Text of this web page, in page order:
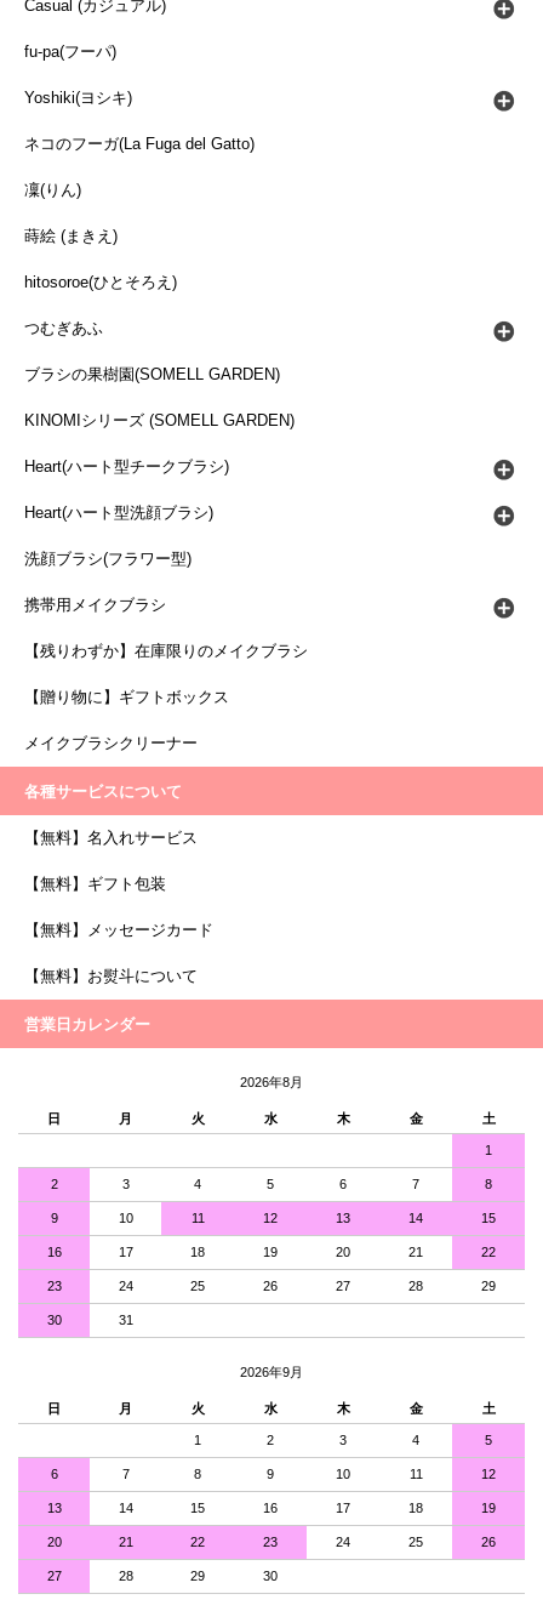
Casual (カジュアル)
fu-pa(フーパ)
Yoshiki(ヨシキ)
ネコのフーガ(La Fuga del Gatto)
凜(りん)
蒔絵 (まきえ)
hitosoroe(ひとそろえ)
つむぎあふ
ブラシの果樹園(SOMELL GARDEN)
KINOMIシリーズ (SOMELL GARDEN)
Heart(ハート型チークブラシ)
Heart(ハート型洗顔ブラシ)
洗顔ブラシ(フラワー型)
携帯用メイクブラシ
【残りわずか】在庫限りのメイクブラシ
【贈り物に】ギフトボックス
メイクブラシクリーナー
各種サービスについて
【無料】名入れサービス
【無料】ギフト包装
【無料】メッセージカード
【無料】お熨斗について
営業日カレンダー
2026年8月
日 月 火 水 木 金 土
1
2 3 4 5 6 7 8
9 10 11 12 13 14 15
16 17 18 19 20 21 22
23 24 25 26 27 28 29
30 31
2026年9月
日 月 火 水 木 金 土
1 2 3 4 5
6 7 8 9 10 11 12
13 14 15 16 17 18 19
20 21 22 23 24 25 26
27 28 29 30